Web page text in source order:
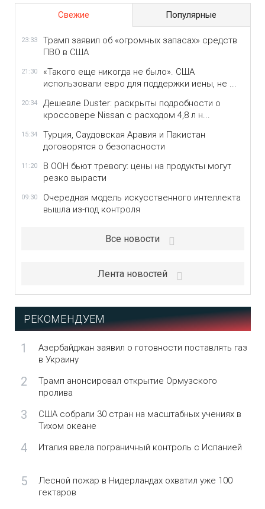
Свежие Популярные
23:33
Трамп заявил об «огромных запасах» средств
ПВО в США
21:30
«Такого еще никогда не было». США
использовали евро для поддержки иены, не ...
20:34
Дешевле Duster: раскрыты подробности о
кроссовере Nissan с расходом 4,8 л н...
15:34
Турция, Саудовская Аравия и Пакистан
договорятся о безопасности
11:20
В ООН бьют тревогу: цены на продукты могут
резко вырасти
09:30
Очередная модель искусственного интеллекта
вышла из-под контроля
Все новости
Лента новостей
РЕКОМЕНДУЕМ
1
Азербайджан заявил о готовности поставлять газ
в Украину
2
Трамп анонсировал открытие Ормузского
пролива
3
США собрали 30 стран на масштабных учениях в
Тихом океане
4 Италия ввела пограничный контроль с Испанией
5
Лесной пожар в Нидерландах охватил уже 100
гектаров